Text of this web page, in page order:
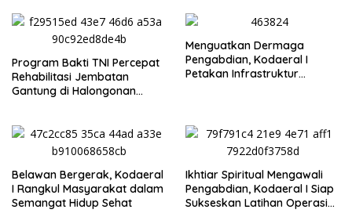
Program Bakti TNI Percepat
Rehabilitasi Jembatan
Gantung di Halongonan
Menguatkan Dermaga
Pengabdian, Kodaeral I
Petakan Infrastruktur
Belawan Bergerak, Kodaeral
I Rangkul Masyarakat dalam
Semangat Hidup Sehat
Ikhtiar Spiritual Mengawali
Pengabdian, Kodaeral I Siap
Sukseskan Latihan Operasi